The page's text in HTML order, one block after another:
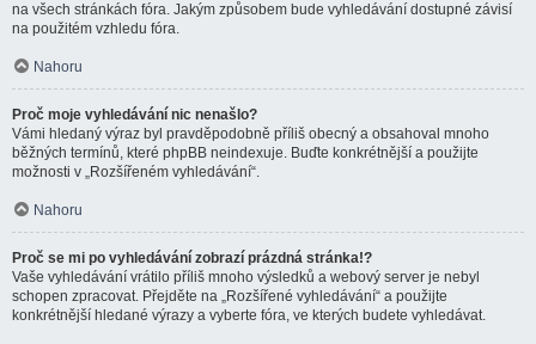
na všech stránkách fóra. Jakým způsobem bude vyhledávání dostupné závisí
na použitém vzhledu fóra.
Nahoru
Proč moje vyhledávání nic nenašlo?
Vámi hledaný výraz byl pravděpodobně příliš obecný a obsahoval mnoho
běžných termínů, které phpBB neindexuje. Buďte konkrétnější a použijte
možnosti v „Rozšířeném vyhledávání“.
Nahoru
Proč se mi po vyhledávání zobrazí prázdná stránka!?
Vaše vyhledávání vrátilo příliš mnoho výsledků a webový server je nebyl
schopen zpracovat. Přejděte na „Rozšířené vyhledávání“ a použijte
konkrétnější hledané výrazy a vyberte fóra, ve kterých budete vyhledávat.